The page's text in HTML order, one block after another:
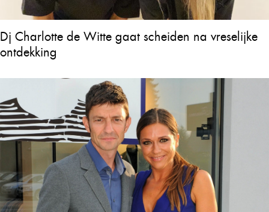
Dj Charlotte de Witte gaat scheiden na vreselijke
ontdekking